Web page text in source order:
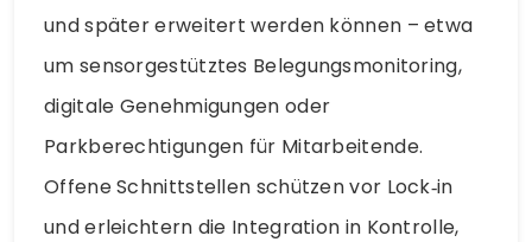
und später erweitert werden können – etwa
um sensorgestütztes Belegungsmonitoring,
digitale Genehmigungen oder
Parkberechtigungen für Mitarbeitende.
Offene Schnittstellen schützen vor Lock‑in
und erleichtern die Integration in Kontrolle,